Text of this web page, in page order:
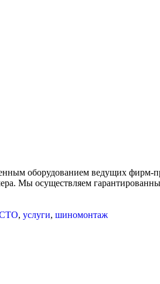
оборудованием ведущих фирм-
Мы осуществляем
, услуги, шиномонтаж